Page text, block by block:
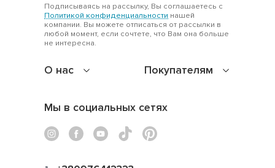
О нас Покупателям
Подписываясь на рассылку, Вы соглашаетесь с
Политикой конфиденциальности нашей
компании. Вы можете отписаться от рассылки в
любой момент, если сочтете, что Вам она больше
не интересна.
Мы в социальных сетях